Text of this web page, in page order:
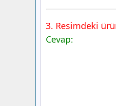
3. Resimdeki
Cevap: